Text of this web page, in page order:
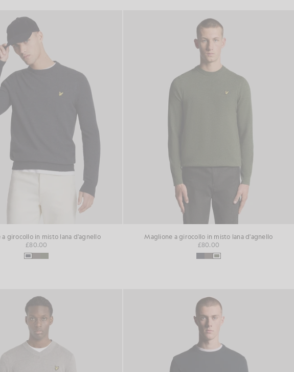
girocollo in misto lana d'agnello
£80.00
Maglione a girocollo in misto lana d'agnello
£80.00